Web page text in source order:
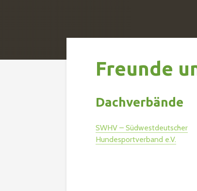
Freunde
Dachverbände
SWHV – Südwestdeutscher
Hundesportverband e.V.